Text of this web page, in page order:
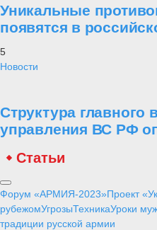
Уникальные
появятся в
5
Новости
Структура главного
управления ВС РФ
Статьи
Форум «АРМИЯ-2023»Проект
рубежомУгрозыТехникаУроки
традиции русской армии